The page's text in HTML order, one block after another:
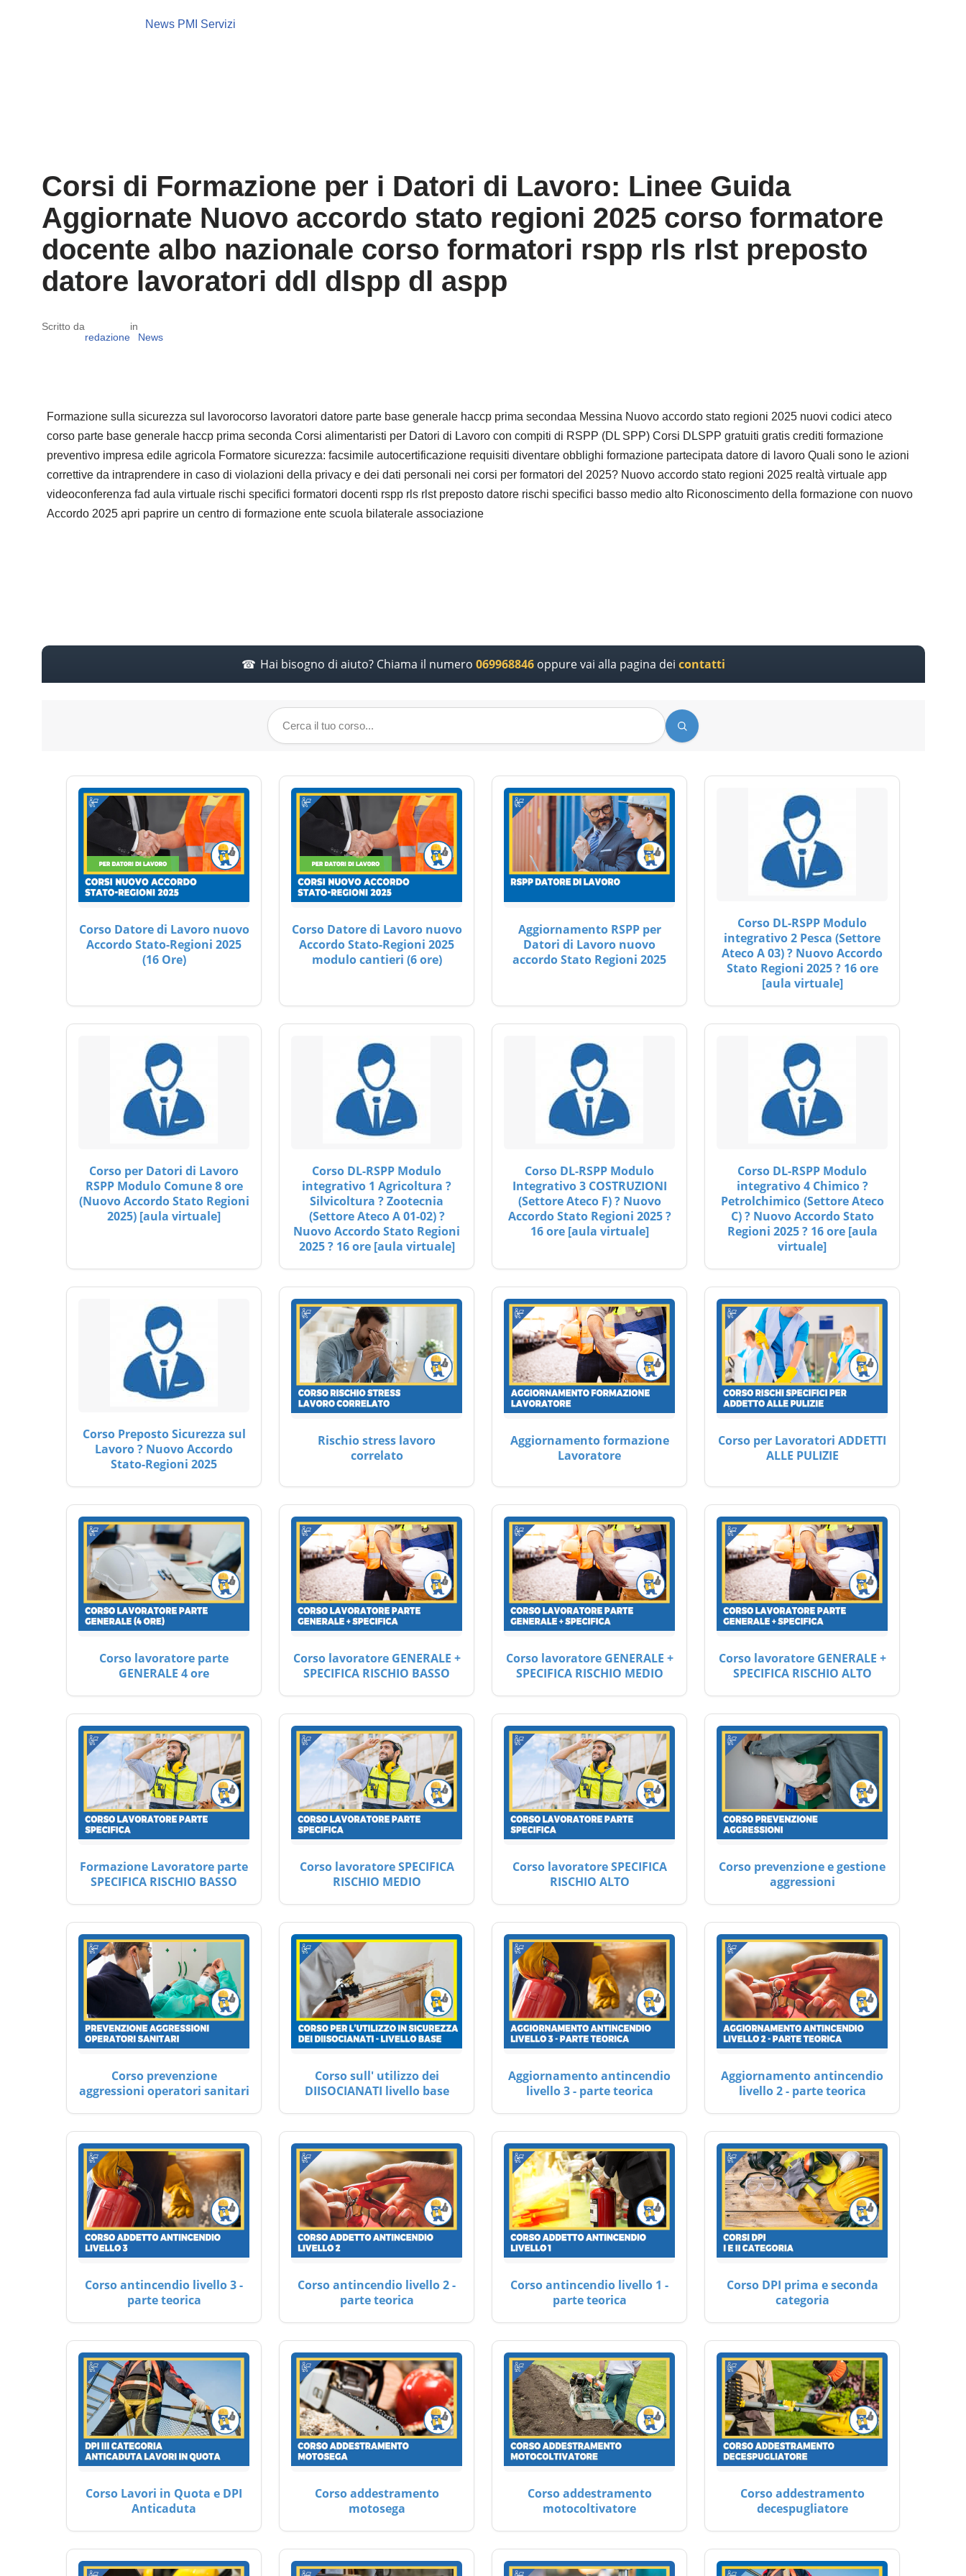
News PMI Servizi
Corsi di Formazione per i Datori di Lavoro: Linee Guida
Aggiornate Nuovo accordo stato regioni 2025 corso formatore
docente albo nazionale corso formatori rspp rls rlst preposto
datore lavoratori ddl dlspp dl aspp
Scritto da
redazione
in
News
Formazione sulla sicurezza sul lavorocorso lavoratori datore parte base generale haccp prima secondaa Messina Nuovo accordo stato regioni 2025 nuovi codici ateco
corso parte base generale haccp prima seconda Corsi alimentaristi per Datori di Lavoro con compiti di RSPP (DL SPP) Corsi DLSPP gratuiti gratis crediti formazione
preventivo impresa edile agricola Formatore sicurezza: facsimile autocertificazione requisiti diventare obblighi formazione partecipata datore di lavoro Quali sono le azioni
correttive da intraprendere in caso di violazioni della privacy e dei dati personali nei corsi per formatori del 2025? Nuovo accordo stato regioni 2025 realtà virtuale app
videoconferenza fad aula virtuale rischi specifici formatori docenti rspp rls rlst preposto datore rischi specifici basso medio alto Riconoscimento della formazione con nuovo
Accordo 2025 apri paprire un centro di formazione ente scuola bilaterale associazione
Hai bisogno di aiuto? Chiama il numero 069968846oppure vai alla pagina dei contatti
Corso Datore di Lavoro nuovo
Accordo Stato-Regioni 2025
(16 Ore)
Corso Datore di Lavoro nuovo
Accordo Stato-Regioni 2025
modulo cantieri (6 ore)
Aggiornamento RSPP per
Datori di Lavoro nuovo
accordo Stato Regioni 2025
Corso DL-RSPP Modulo
integrativo 2 Pesca (Settore
Ateco A 03) ? Nuovo Accordo
Stato Regioni 2025 ? 16 ore
[aula virtuale]
Corso per Datori di Lavoro
RSPP Modulo Comune 8 ore
(Nuovo Accordo Stato Regioni
2025) [aula virtuale]
Corso DL-RSPP Modulo
integrativo 1 Agricoltura ?
Silvicoltura ? Zootecnia
(Settore Ateco A 01-02) ?
Nuovo Accordo Stato Regioni
2025 ? 16 ore [aula virtuale]
Corso DL-RSPP Modulo
Integrativo 3 COSTRUZIONI
(Settore Ateco F) ? Nuovo
Accordo Stato Regioni 2025 ?
16 ore [aula virtuale]
Corso DL-RSPP Modulo
integrativo 4 Chimico ?
Petrolchimico (Settore Ateco
C) ? Nuovo Accordo Stato
Regioni 2025 ? 16 ore [aula
virtuale]
Corso Preposto Sicurezza sul
Lavoro ? Nuovo Accordo
Stato-Regioni 2025
Rischio stress lavoro
correlato
Aggiornamento formazione
Lavoratore
Corso per Lavoratori ADDETTI
ALLE PULIZIE
Corso lavoratore parte
GENERALE 4 ore
Corso lavoratore GENERALE +
SPECIFICA RISCHIO BASSO
Corso lavoratore GENERALE +
SPECIFICA RISCHIO MEDIO
Corso lavoratore GENERALE +
SPECIFICA RISCHIO ALTO
Formazione Lavoratore parte
SPECIFICA RISCHIO BASSO
Corso lavoratore SPECIFICA
RISCHIO MEDIO
Corso lavoratore SPECIFICA
RISCHIO ALTO
Corso prevenzione e gestione
aggressioni
Corso prevenzione
aggressioni operatori sanitari
Corso sull' utilizzo dei
DIISOCIANATI livello base
Aggiornamento antincendio
livello 3 - parte teorica
Aggiornamento antincendio
livello 2 - parte teorica
Corso antincendio livello 3 -
parte teorica
Corso antincendio livello 2 -
parte teorica
Corso antincendio livello 1 -
parte teorica
Corso DPI prima e seconda
categoria
Corso Lavori in Quota e DPI
Anticaduta
Corso addestramento
motosega
Corso addestramento
motocoltivatore
Corso addestramento
decespugliatore